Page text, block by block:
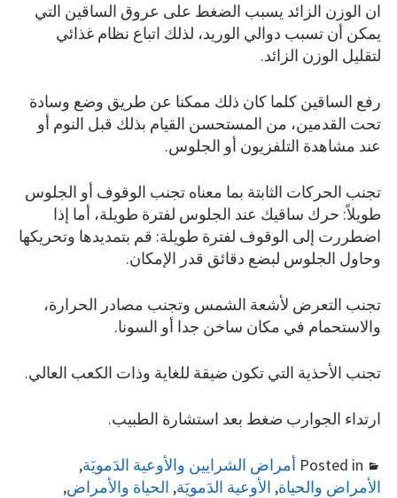
ان الوزن الزائد يسبب الضغط على عروق الساقين التي
يمكن أن تسبب دوالي الوريد، لذلك اتباع نظام غذائي
لتقليل الوزن الزائد.
رفع الساقين كلما كان ذلك ممكنا عن طريق وضع وسادة
تحت القدمين، من المستحسن القيام بذلك قبل النوم أو
عند مشاهدة التلفزيون أو الجلوس.
تجنب الحركات الثابتة بما معناه تجنب الوقوف أو الجلوس
طويلاً: حرك ساقيك عند الجلوس لفترة طويلة، أما إذا
اضطررت إلى الوقوف لفترة طويلة: قم بتمديدها وتحريكها
وحاول الجلوس لبضع دقائق قدر الإمكان.
تجنب التعرض لأشعة الشمس وتجنب مصادر الحرارة،
والاستحمام في مكان ساخن جدا أو السونا.
تجنب الأحذية التي تكون ضيقة للغاية وذات الكعب العالي.
ارتداء الجوارب ضغط بعد استشارة الطبيب.
Posted in أمراض الشرايين والأوعية الدَمويَة,
الأمراض والحياة, الأوعية الدَمويَة, الحياة والأمراض,